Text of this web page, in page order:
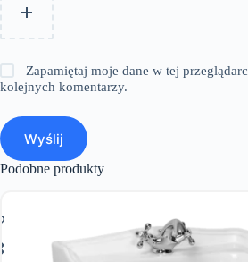
Zapamiętaj moje dane w tej
kolejnych komentarzy.
Wyślij
Podobne produkty